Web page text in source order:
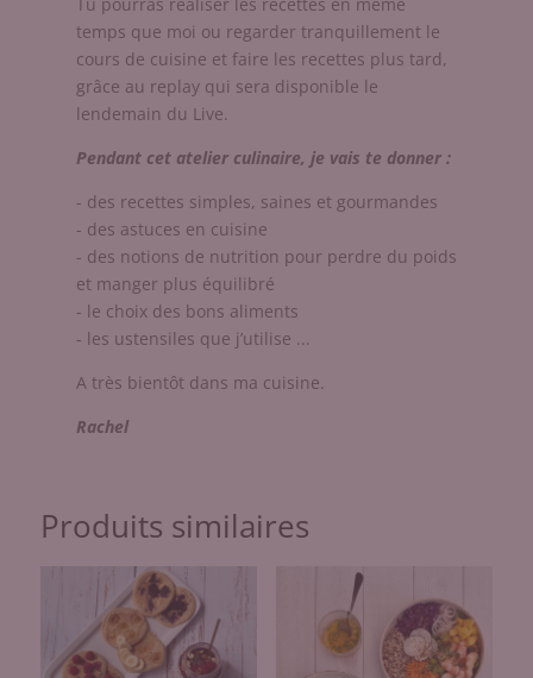
temps que moi ou regarder tranquillement le
cours de cuisine et faire les recettes plus tard,
grâce au replay qui sera disponible le
lendemain du Live.
Pendant cet atelier culinaire, je vais te donner :
- des recettes simples, saines et gourmandes
- des astuces en cuisine
- des notions de nutrition pour perdre du poids
et manger plus équilibré
- le choix des bons aliments
- les ustensiles que j’utilise ...
A très bientôt dans ma cuisine.
Rachel
Produits similaires